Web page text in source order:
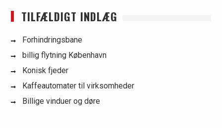
TILFÆLDIGT INDLÆG
Forhindringsbane
billig flytning København
Konisk fjeder
Kaffeautomater til virksomheder
Billige vinduer og døre